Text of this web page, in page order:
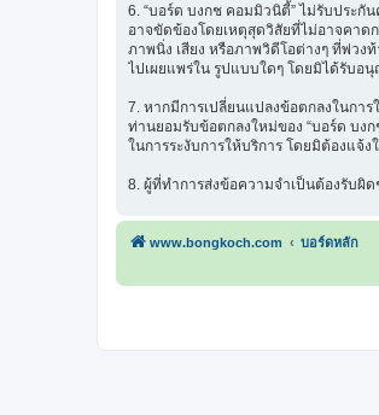
6. “บอร์ด บงกช คอมมิวนิตี้” ไม่รับประกั
อาจขัดข้องโดยเหตุสุดวิสัยที่ไม่อาจคาด
ภาพนิ่ง เสียง หรือภาพวิดีโอต่างๆ ที่พ่ว
ไปเผยแพร่ใน รูปแบบใดๆ โดยมิได้รับอ
7. หากมีการเปลี่ยนแปลงข้อตกลงในกา
ท่านยอมรับข้อตกลงใหม่ของ “บอร์ด บง
ในการระงับการให้บริการ โดยมิต้องแจ้ง
8. ผู้ที่ทำการส่งข้อความจำเป็นต้องรับ
www.bongkoch.com บอร์ดหลัก